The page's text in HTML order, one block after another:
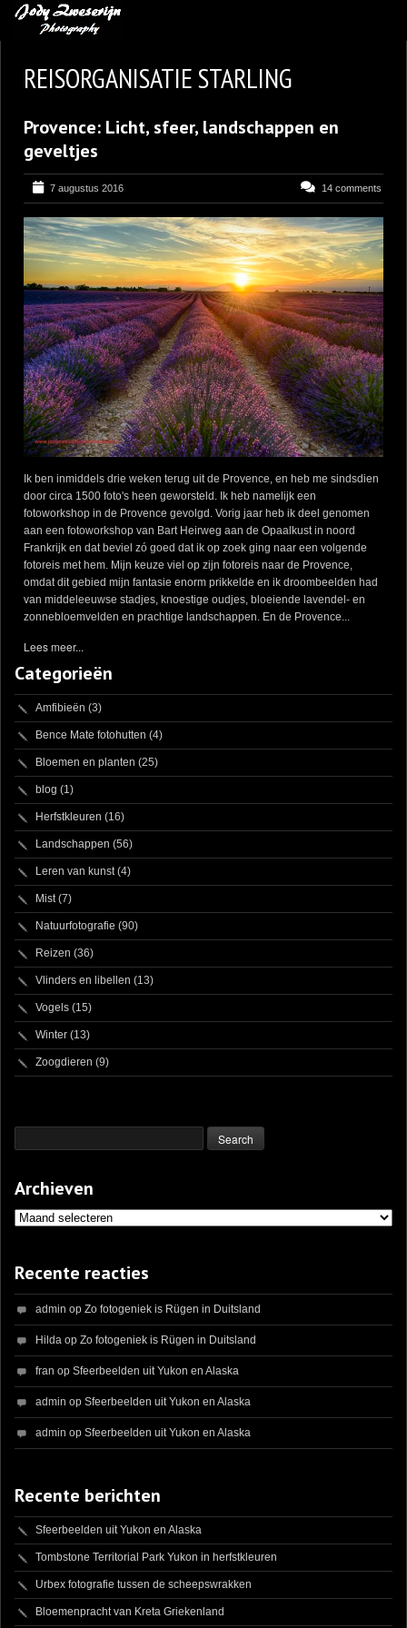
BLOG
LEREN VAN KUNST
BENCE MATE FOTOHUTTEN
OVER MIJ
CONTACT
REISORGANISATIE STARLING
Provence: Licht, sfeer, landschappen en
geveltjes
7 augustus 2016 14 comments
Ik ben inmiddels drie weken terug uit de Provence, en heb me sindsdien
door circa 1500 foto's heen geworsteld. Ik heb namelijk een
fotoworkshop in de Provence gevolgd. Vorig jaar heb ik deel genomen
aan een fotoworkshop van Bart Heirweg aan de Opaalkust in noord
Frankrijk en dat beviel zó goed dat ik op zoek ging naar een volgende
fotoreis met hem. Mijn keuze viel op zijn fotoreis naar de Provence,
omdat dit gebied mijn fantasie enorm prikkelde en ik droombeelden had
van middeleeuwse stadjes, knoestige oudjes, bloeiende lavendel- en
zonnebloemvelden en prachtige landschappen. En de Provence...
Lees meer...
Categorieën
Amfibieën (3)
Bence Mate fotohutten (4)
Bloemen en planten (25)
blog (1)
Herfstkleuren (16)
Landschappen (56)
Leren van kunst (4)
Mist (7)
Natuurfotografie (90)
Reizen (36)
Vlinders en libellen (13)
Vogels (15)
Winter (13)
Zoogdieren (9)
Archieven
Archieven
Recente reacties
admin op Zo fotogeniek is Rügen in Duitsland
Hilda op Zo fotogeniek is Rügen in Duitsland
fran op Sfeerbeelden uit Yukon en Alaska
admin op Sfeerbeelden uit Yukon en Alaska
admin op Sfeerbeelden uit Yukon en Alaska
Recente berichten
Sfeerbeelden uit Yukon en Alaska
Tombstone Territorial Park Yukon in herfstkleuren
Urbex fotografie tussen de scheepswrakken
Bloemenpracht van Kreta Griekenland